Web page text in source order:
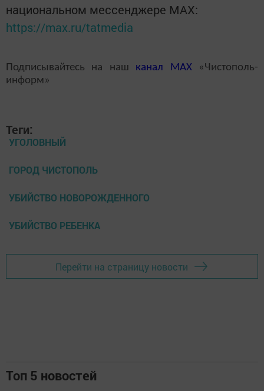
национальном мессенджере MАХ:
https://max.ru/tatmedia
Подписывайтесь на наш канал MAX«Чистополь-
информ»
Теги:
УГОЛОВНЫЙ
ГОРОД ЧИСТОПОЛЬ
УБИЙСТВО НОВОРОЖДЕННОГО
УБИЙСТВО РЕБЕНКА
Перейти на страницу новости
Топ 5 новостей